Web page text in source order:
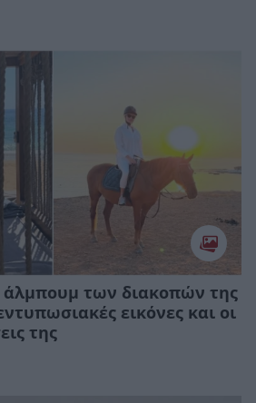
άλμπουμ των διακοπών της
εικόνες και οι
της